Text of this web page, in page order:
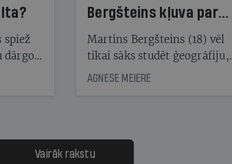
spiež
dārgo
dienas
Bergšteins kļuva par
laika ziņu seju?
Martins Bergšteins (18) vēl
tikai sāks studēt ģeogrāfiju,
bet viņa sacītajam jau uzticas
uzcītīga darba, mammas
atbalsts un drosme turpināt
AGNESE MEIERE
Vairāk rakstu